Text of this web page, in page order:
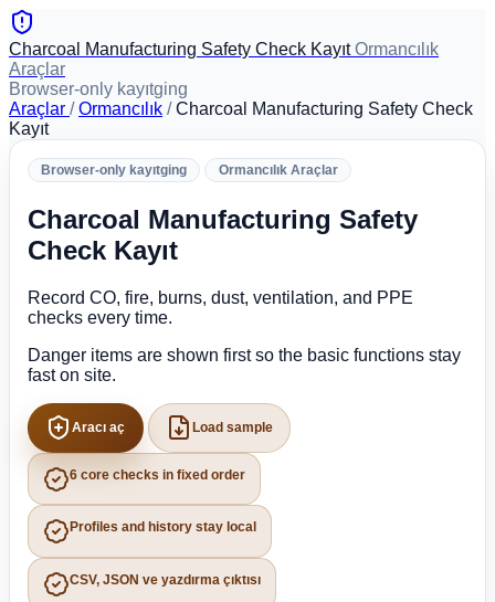
Charcoal Manufacturing Safety Check Kayıt Ormancılık
Araçlar
Browser-only kayıtging
Araçlar / Ormancılık / Charcoal Manufacturing Safety Check
Kayıt
Browser-only kayıtging Ormancılık Araçlar
Charcoal Manufacturing Safety
Check Kayıt
Record CO, fire, burns, dust, ventilation, and PPE
checks every time.
Danger items are shown first so the basic functions stay
fast on site.
Aracı aç Load sample
6 core checks in fixed order
Profiles and history stay local
CSV, JSON ve yazdırma çıktısı